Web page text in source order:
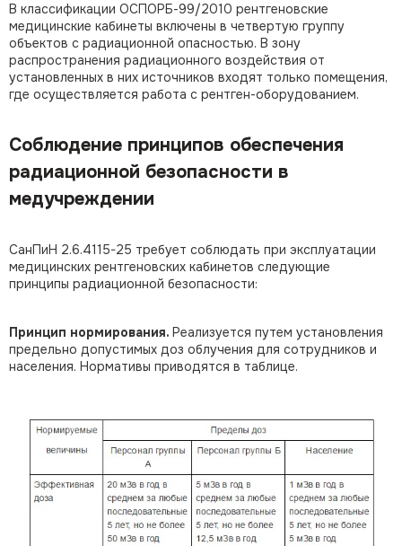
В классификации ОСПОРБ-99/2010 рентгеновские
медицинские кабинеты включены в четвертую группу
объектов с радиационной опасностью. В зону
распространения радиационного воздействия от
установленных в них источников входят только помещения,
где осуществляется работа с рентген-оборудованием.
Соблюдение принципов обеспечения
радиационной безопасности в
медучреждении
СанПиН 2.6.4115-25 требует соблюдать при эксплуатации
медицинских рентгеновских кабинетов следующие
принципы радиационной безопасности:
Принцип нормирования. Реализуется путем установления
предельно допустимых доз облучения для сотрудников и
населения. Нормативы приводятся в таблице.